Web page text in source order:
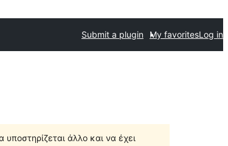
Submit a plugin My favoritesLog in
άλλο και να έχει